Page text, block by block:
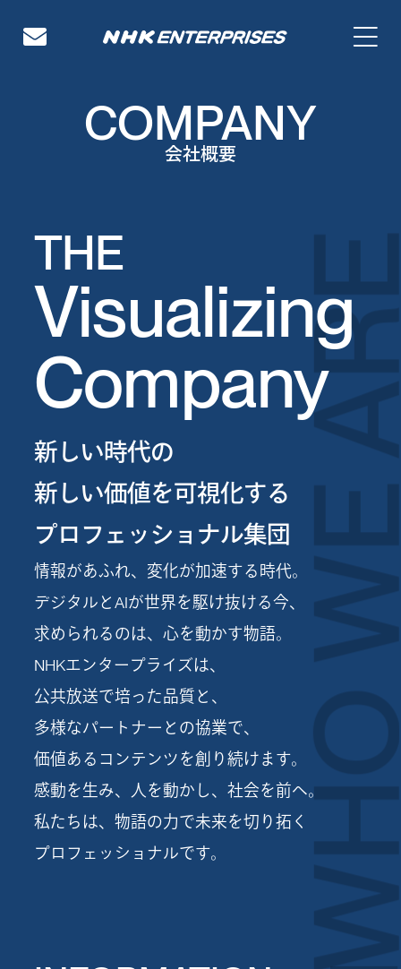
COMPANY
会社概要
THE
Visualizing
Company
新しい時代の
新しい価値を可視化する
プロフェッショナル集団
情報があふれ、変化が加速する時代。
デジタルとAIが世界を駆け抜ける今、
求められるのは、心を動かす物語。
NHKエンタープライズは、
公共放送で培った品質と、
多様なパートナーとの協業で、
価値あるコンテンツを創り続けます。
感動を生み、人を動かし、社会を前へ。
私たちは、物語の力で未来を切り拓く
プロフェッショナルです。
WHO